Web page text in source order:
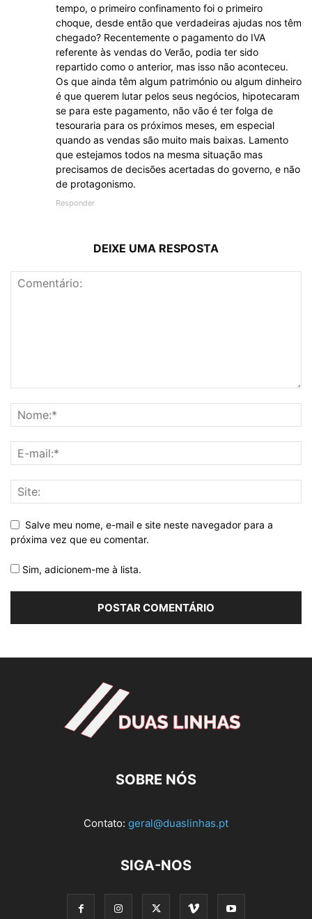
tempo, o primeiro confinamento foi o primeiro
choque, desde então que verdadeiras ajudas nos têm
chegado? Recentemente o pagamento do IVA
referente às vendas do Verão, podia ter sido
repartido como o anterior, mas isso não aconteceu.
Os que ainda têm algum património ou algum dinheiro
é que querem lutar pelos seus negócios, hipotecaram
se para este pagamento, não vão é ter folga de
tesouraria para os próximos meses, em especial
quando as vendas são muito mais baixas. Lamento
que estejamos todos na mesma situação mas
precisamos de decisões acertadas do governo, e não
de protagonismo.
Responder
DEIXE UMA RESPOSTA
Salve meu nome, e-mail e site neste navegador para a
próxima vez que eu comentar.
Sim, adicionem-me à lista.
SOBRE NÓS
Contato: geral@duaslinhas.pt
SIGA-NOS